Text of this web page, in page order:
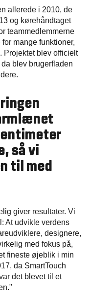
allerede i 2010, de
og kørehåndtaget
teammedlemmerne
mange funktioner,
Projektet blev officielt
blev brugerfladen
så vi
til med
giver resultater. Vi
At udvikle verdens
designere,
med fokus på,
fineste øjeblik i min
da SmartTouch
det blevet til et